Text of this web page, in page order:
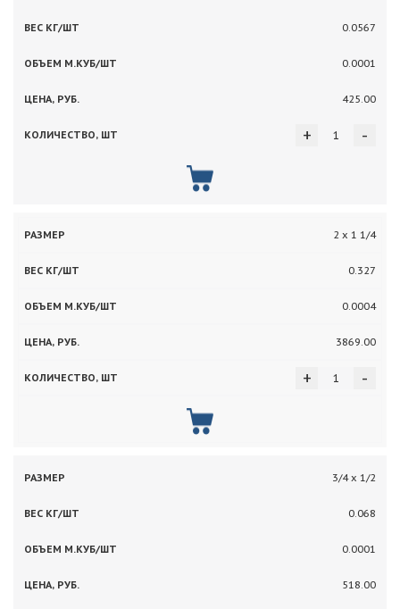
0.0567
0.0001
425.00
-
+
2 х 1 1/4
0.327
0.0004
3869.00
-
+
3/4 х 1/2
0.068
0.0001
518.00